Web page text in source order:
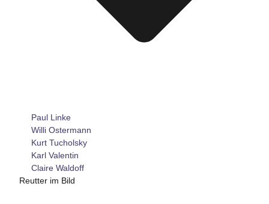
Paul Linke
Willi Ostermann
Kurt Tucholsky
Karl Valentin
Claire Waldoff
Reutter im Bild